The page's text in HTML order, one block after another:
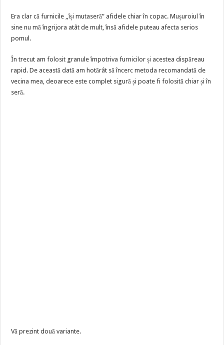
Era clar că furnicile „își mutaseră” afidele chiar în copac. Mușuroiul în
sine nu mă îngrijora atât de mult, însă afidele puteau afecta serios
pomul.
În trecut am folosit granule împotriva furnicilor și acestea dispăreau
rapid. De această dată am hotărât să încerc metoda recomandată de
vecina mea, deoarece este complet sigură și poate fi folosită chiar și în
seră.
Vă prezint două variante.